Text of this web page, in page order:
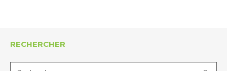
RECHERCHER